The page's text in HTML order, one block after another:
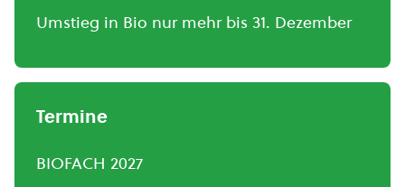
Umstieg in Bio nur mehr bis 31. Dezember
Termine
BIOFACH 2027